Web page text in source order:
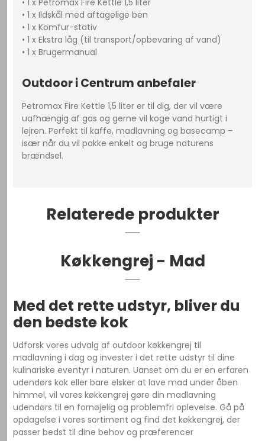
• 1 x Petromax Fire Kettle 1,5 liter
• 1 x Ildskål med aftagelige ben
• 1 x Komfur-stativ
• 1 x Ekstra låg (til transport/opbevaring af vand)
• 1 x Brugermanual
Outdoor i Centrum anbefaler
Petromax Fire Kettle 1,5 liter er til dig, der vil være
uafhængig af gas og gerne vil koge vand hurtigt i
lejren. Perfekt til kaffe, madlavning og basecamp –
især når du vil pakke enkelt og bruge naturens
brændsel.
Relaterede produkter
Køkkengrej - Mad
Med det rette udstyr, bliver du
den bedste kok
Udforsk vores udvalg af outdoor køkkengrej til
madlavning i dag og invester i det rette udstyr til dine
kulinariske eventyr i naturen. Uanset om du er en erfaren
udendørs kok eller bare elsker at lave mad under åben
himmel, vil vores køkkengrej gøre din madlavning
udendørs til en fornøjelig og problemfri oplevelse. Gå på
opdagelse i vores sortiment og find det køkkengrej, der
passer bedst til dine behov og præferencer